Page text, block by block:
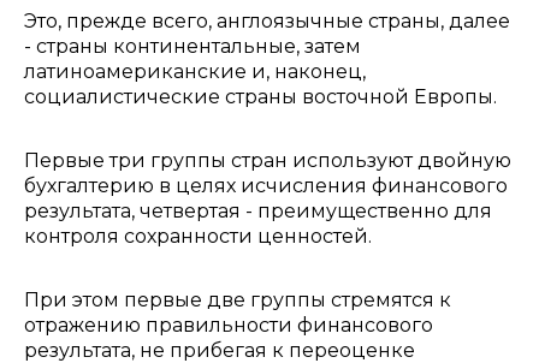
Это, прежде всего, англоязычные страны, далее
- страны континентальные, затем
латиноамериканские и, наконец,
социалистические страны восточной Европы.
Первые три группы стран используют двойную
бухгалтерию в целях исчисления финансового
результата, четвертая - преимущественно для
контроля сохранности ценностей.
При этом первые две группы стремятся к
отражению правильности финансового
результата, не прибегая к переоценке